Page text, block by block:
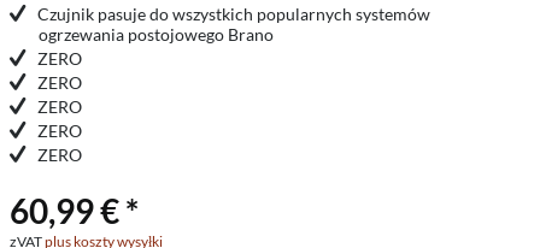
Czujnik pasuje do wszystkich popularnych systemów
ogrzewania postojowego Brano
ZERO
ZERO
ZERO
ZERO
ZERO
60,99 € *
zVATplus koszty wysyłki